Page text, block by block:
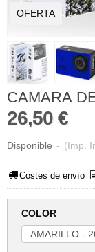
OFERTA
CAMARA
26,50 €
Disponible - (Imp.
Costes de envío
COLOR